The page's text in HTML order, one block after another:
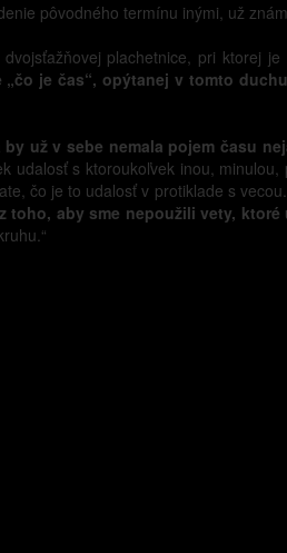
pôvodného termínu inými, už
plachetnice, pri ktorej
„čo je čas“, opýtanej v tomto
už v sebe nemala pojem času
udalosť s ktoroukoľvek inou,
čo je to udalosť v protiklade s
toho, aby sme nepoužili vety,